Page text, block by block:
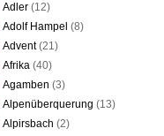
Adler (12)
Adolf Hampel (8)
Advent(21)
Afrika (40)
Agamben (3)
Alpenüberquerung (13)
Alpirsbach (2)